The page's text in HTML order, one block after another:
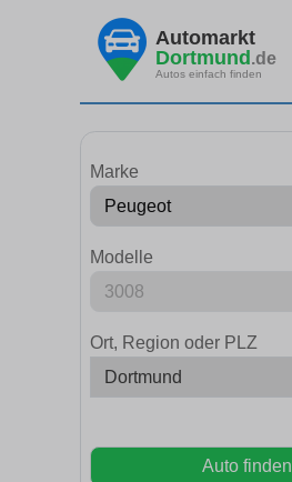
Automarkt
Dortmund.de
Autos einfach finden
Marke
Modelle
Ort, Region oder PLZ
Auto finden